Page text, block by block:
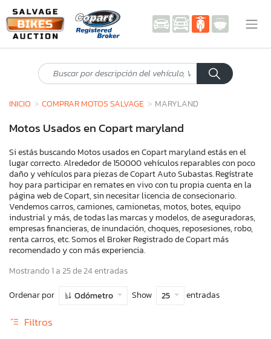
INICIO COMPRAR MOTOS SALVAGE MARYLAND
Motos Usados en Copart maryland
Si estás buscando Motos usados en Copart maryland estás en el
lugar correcto. Alrededor de 150000 vehículos reparables con poco
daño y vehículos para piezas de Copart Auto Subastas. Regístrate
hoy para participar en remates en vivo con tu propia cuenta en la
página web de Copart, sin necesitar licencia de consecionario.
Vendemos carros, camiones, camionetas, motos, botes, equipo
industrial y más, de todas las marcas y modelos, de aseguradoras,
empresas financieras, de inundación, choques, reposesiones, robo,
renta carros, etc. Somos el Broker Registrado de Copart más
recomendado y con más experiencia.
Mostrando 1 a 25 de 24 entradas
Ordenar por
Odómetro Show 25 entradas
Filtros